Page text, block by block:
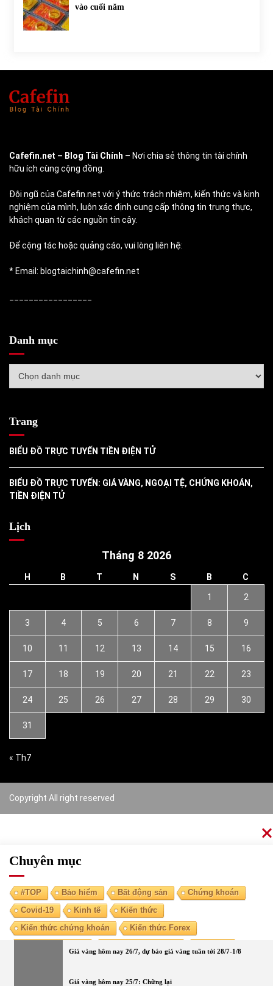
vào cuối năm
Giá vàng hôm nay 26/7, dự báo giá vàng tuần tới 28/7-1/8
Giá vàng hôm nay 25/7: Chững lại
Cafefin.net – Blog Tài Chính – Nơi chia sẻ thông tin tài chính
hữu ích cùng cộng đồng.
Đội ngũ của Cafefin.net với ý thức trách nhiệm, kiến thức và kinh
nghiệm của mình, luôn xác định cung cấp thông tin trung thực,
khách quan từ các nguồn tin cậy.
Để cộng tác hoặc quảng cáo, vui lòng liên hệ:
* Email: blogtaichinh@cafefin.net
Danh mục
mục
Trang
BIỂU ĐỒ TRỰC TUYẾN TIỀN ĐIỆN TỬ
BIỂU ĐỒ TRỰC TUYẾN: GIÁ VÀNG, NGOẠI TỆ, CHỨNG KHOÁN,
TIỀN ĐIỆN TỬ
Lịch
Tháng 8 2026
H B T N S B C
1 2
3 4 5 6 7 8 9
10 11 12 13 14 15 16
17 18 19 20 21 22 23
24 25 26 27 28 29 30
31
« Th7
Copyright All right reserved
Chuyên mục
#TOP Bảo hiểm Bất động sản
Chứng khoán
Covid-19
Kinh tế
Kiến thức
Kiến thức chứng khoán
Kiến thức Forex